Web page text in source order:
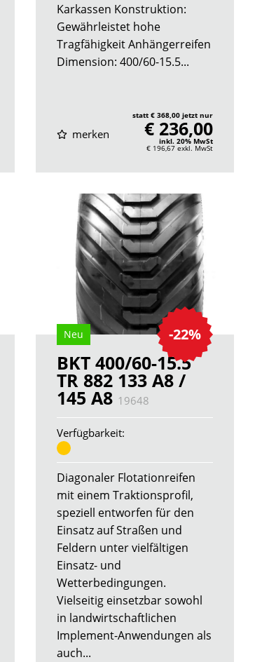
Karkassen Konstruktion:
Gewährleistet hohe
Tragfähigkeit Anhängerreifen
Dimension: 400/60-15.5...
merken
statt € 368,00 jetzt nur
€ 236,00
inkl. 20% MwSt
€ 196,67 exkl. MwSt
-22%
Neu
BKT 400/60-15.5
TR 882 133 A8 /
145 A8 19648
Verfügbarkeit:
Diagonaler Flotationreifen
mit einem Traktionsprofil,
speziell entworfen für den
Einsatz auf Straßen und
Feldern unter vielfältigen
Einsatz- und
Wetterbedingungen.
Vielseitig einsetzbar sowohl
in landwirtschaftlichen
Implement-Anwendungen als
auch...